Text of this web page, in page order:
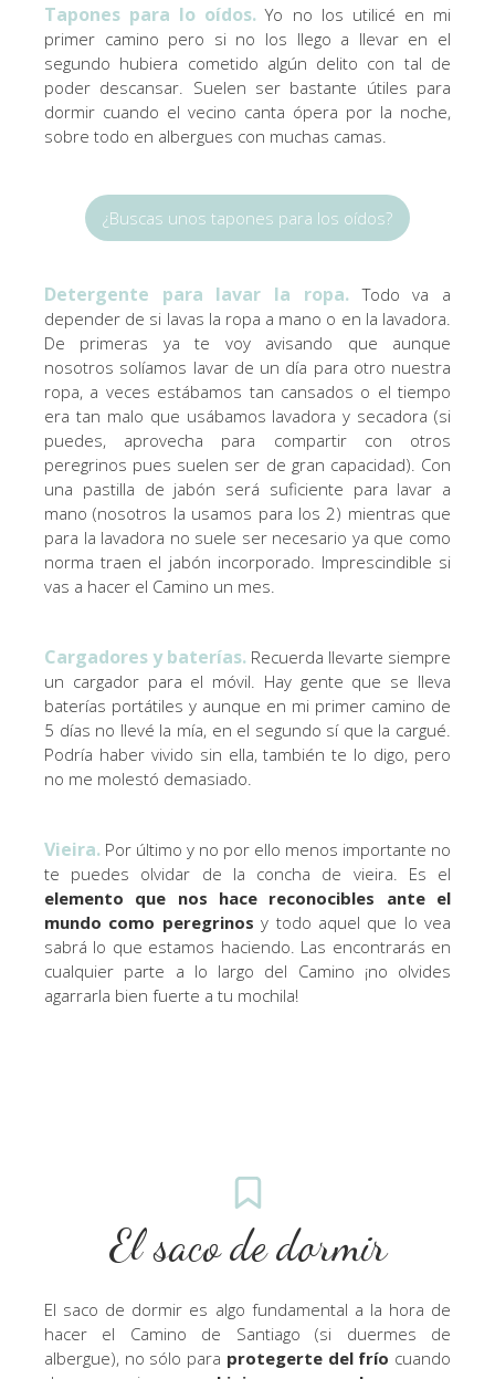
Tapones para lo oídos. Yo no los utilicé en mi
primer camino pero si no los llego a llevar en el
segundo hubiera cometido algún delito con tal de
poder descansar. Suelen ser bastante útiles para
dormir cuando el vecino canta ópera por la noche,
sobre todo en albergues con muchas camas.
¿Buscas unos tapones para los oídos?
Detergente para lavar la ropa.Todo va a
depender de si lavas la ropa a mano o en la lavadora.
De primeras ya te voy avisando que aunque
nosotros solíamos lavar de un día para otro nuestra
ropa, a veces estábamos tan cansados o el tiempo
era tan malo que usábamos lavadora y secadora (si
puedes, aprovecha para compartir con otros
peregrinos pues suelen ser de gran capacidad). Con
una pastilla de jabón será suficiente para lavar a
mano (nosotros la usamos para los 2) mientras que
para la lavadora no suele ser necesario ya que como
norma traen el jabón incorporado. Imprescindible si
vas a hacer el Camino un mes.
Cargadores y baterías. Recuerda llevarte siempre
un cargador para el móvil. Hay gente que se lleva
baterías portátiles y aunque en mi primer camino de
5 días no llevé la mía, en el segundo sí que la cargué.
Podría haber vivido sin ella, también te lo digo, pero
no me molestó demasiado.
Vieira. Por último y no por ello menos importante no
te puedes olvidar de la concha de vieira. Es el
elemento que nos hace reconocibles ante el
mundo como peregrinos y todo aquel que lo vea
sabrá lo que estamos haciendo. Las encontrarás en
cualquier parte a lo largo del Camino ¡no olvides
agarrarla bien fuerte a tu mochila!
El saco de dormir
El saco de dormir es algo fundamental a la hora de
hacer el Camino de Santiago (si duermes de
albergue), no sólo para protegerte del frío cuando